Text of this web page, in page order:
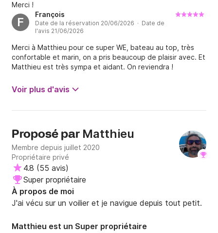
Merci !
F
François
Date de la réservation 20/06/2026 · Date de
l'avis 21/06/2026
Merci à Matthieu pour ce super WE, bateau au top, très
confortable et marin, on a pris beaucoup de plaisir avec. Et
Matthieu est très sympa et aidant. On reviendra !
Voir plus d'avis
Proposé par Matthieu
Membre depuis juillet 2020
Propriétaire privé
4.8 (55 avis)
Super propriétaire
À propos de moi
J'ai vécu sur un voilier et je navigue depuis tout petit.
Matthieu est un Super propriétaire